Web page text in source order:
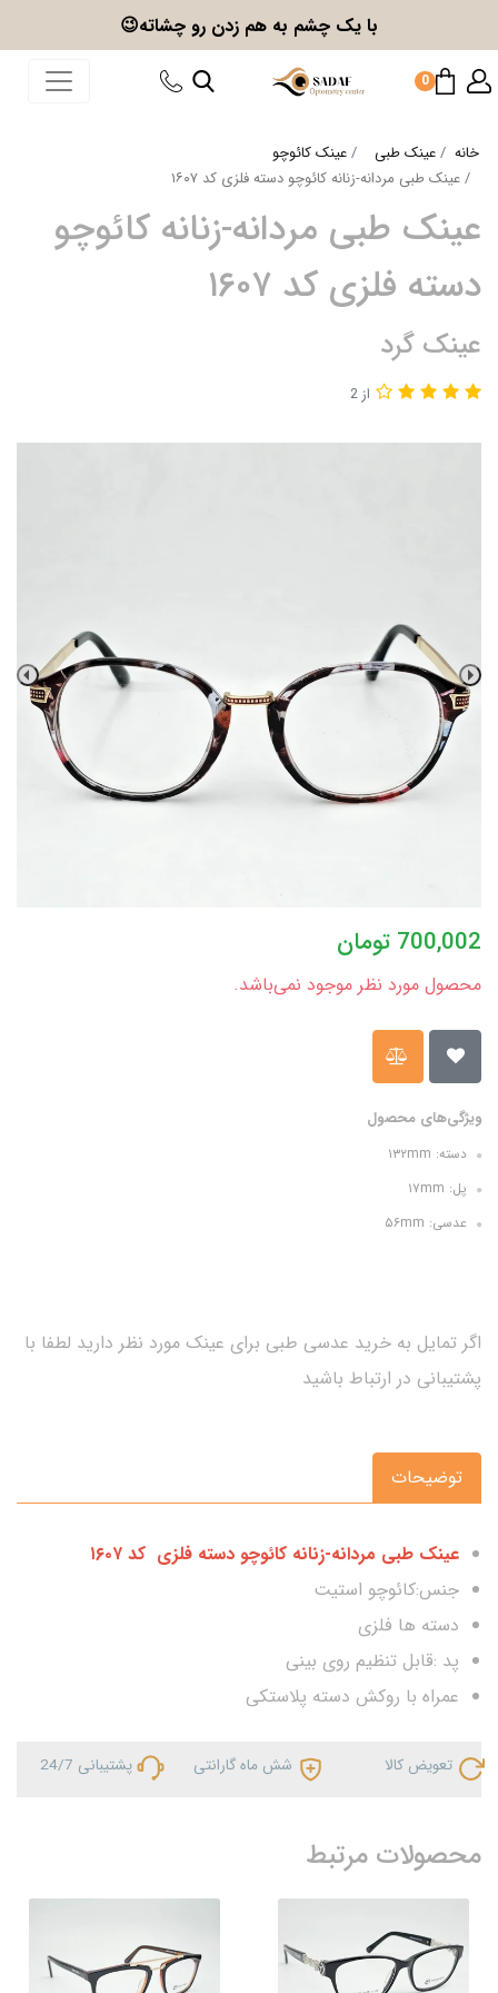
با یک چشم به هم زدن رو چشاته😉
0
خانه عینک طبی
عینک کائوچو
عینک طبی مردانه-زنانه کائوچو دسته فلزی کد ۱۶۰۷
عینک طبی مردانه-زنانه کائوچو
دسته فلزی کد ۱۶۰۷
عینک گرد
از 2
700,002 تومان
محصول مورد نظر موجود نمی‌باشد.
ویژگی‌های محصول
دسته: ۱۳۲mm
پل: ۱۷mm
عدسی: ۵۶mm
اگر تمایل به خرید عدسی طبی برای عینک مورد نظر دارید لطفا با
پشتیبانی در ارتباط باشید
توضیحات
عینک طبی مردانه-زنانه کائوچو دسته فلزی کد ۱۶۰۷
جنس:کائوچو استیت
دسته ها فلزی
پد :قابل تنظیم روی بینی
عمراه با روکش دسته پلاستکی
تعویض کالا شش ماه گارانتی پشتیبانی 24/7
محصولات مرتبط